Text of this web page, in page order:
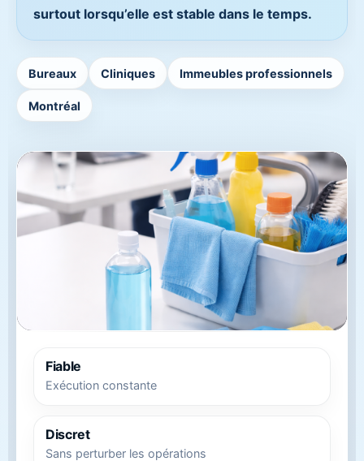
surtout lorsqu’elle est stable dans le temps.
Bureaux Cliniques Immeubles professionnels
Montréal
Fiable
Exécution constante
Discret
Sans perturber les opérations